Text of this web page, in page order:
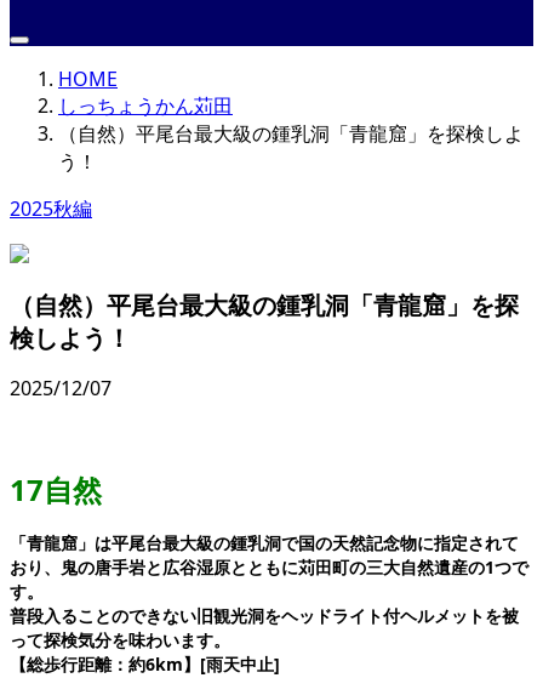
HOME
しっちょうかん苅田
（自然）平尾台最大級の鍾乳洞「青龍窟」を探検しよ
う！
2025秋編
（自然）平尾台最大級の鍾乳洞「青龍窟」を探
検しよう！
2025/12/07
17自然
「青龍窟」は平尾台最大級の鍾乳洞で国の天然記念物に指定されて
おり、 鬼の唐手岩と広谷湿原とともに苅田町の三大自然遺産の1つで
す。
普段入ることのできない旧観光洞をヘッドライト付ヘルメットを被
って探検気分を味わいます。
【総歩行距離：約6km】[雨天中止]